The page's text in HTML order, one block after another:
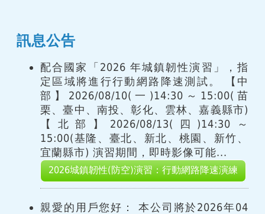
訊息公告
配合國家「2026 年城鎮韌性演習」，指
定區域將進行行動網路降速測試。 【中
部】2026/08/10(一)14:30～15:00(苗
栗、臺中、南投、彰化、雲林、嘉義縣市)
【北部】2026/08/13(四)14:30～
15:00(基隆、臺北、新北、桃園、新竹、
宜蘭縣市) 演習期間，即時影像可能...
2026城鎮韌性(防空)演習：行動網路降速演練
親愛的用戶您好： 本公司將於2026年04